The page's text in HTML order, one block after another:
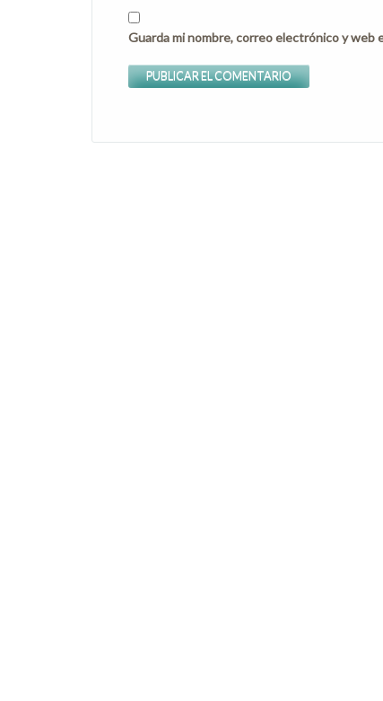
Guarda mi nombre, correo electrónico y web